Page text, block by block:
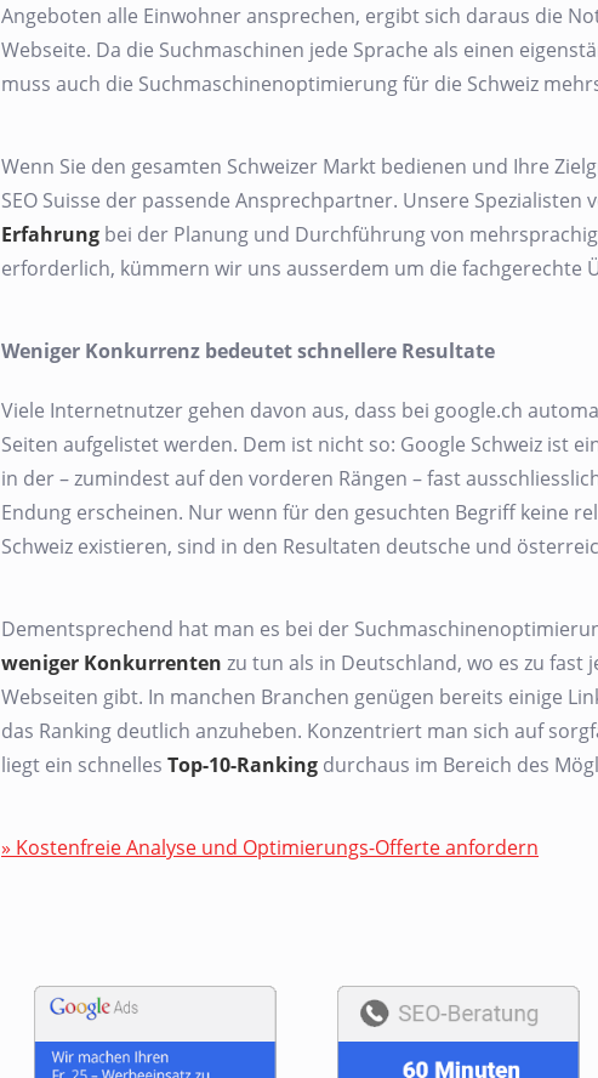
Angeboten alle Einwohner ansprechen, ergibt sich daraus die
Webseite. Da die Suchmaschinen jede Sprache als einen
muss auch die Suchmaschinenoptimierung für die Schweiz
Wenn Sie den gesamten Schweizer Markt bedienen und Ihre
SEO Suisse der passende Ansprechpartner. Unsere Spezialisten
Erfahrung bei der Planung und Durchführung von
erforderlich, kümmern wir uns ausserdem um die fachgerechte
Weniger Konkurrenz bedeutet schnellere Resultate
Viele Internetnutzer gehen davon aus, dass bei google.ch
Seiten aufgelistet werden. Dem ist nicht so: Google Schweiz ist
in der – zumindest auf den vorderen Rängen – fast
Endung erscheinen. Nur wenn für den gesuchten Begriff keine
Schweiz existieren, sind in den Resultaten deutsche und
Dementsprechend hat man es bei der
weniger Konkurrenten zu tun als in Deutschland, wo es zu
Webseiten gibt. In manchen Branchen genügen bereits einige
das Ranking deutlich anzuheben. Konzentriert man sich auf
liegt ein schnelles Top-10-Ranking durchaus im Bereich des
» Kostenfreie Analyse und Optimierungs-Offerte anfordern